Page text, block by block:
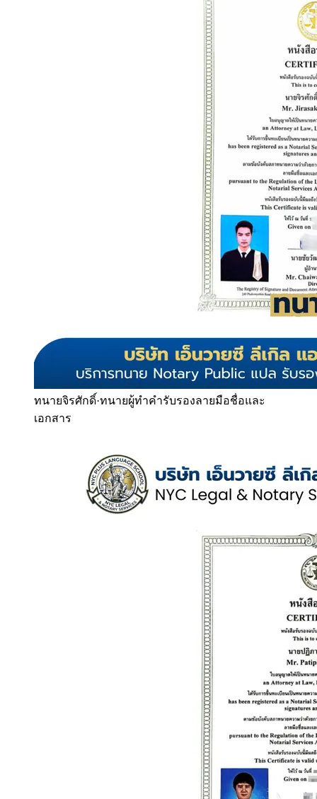
ทนายจิรศักดิ์·ทนายผู้ทำคำรับรองลายมือชื่อและ
เอกสาร